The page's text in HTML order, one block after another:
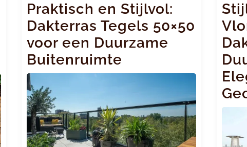
Praktisch en Stijlvol:
Dakterras Tegels 50×50
voor een Duurzame
Buitenruimte